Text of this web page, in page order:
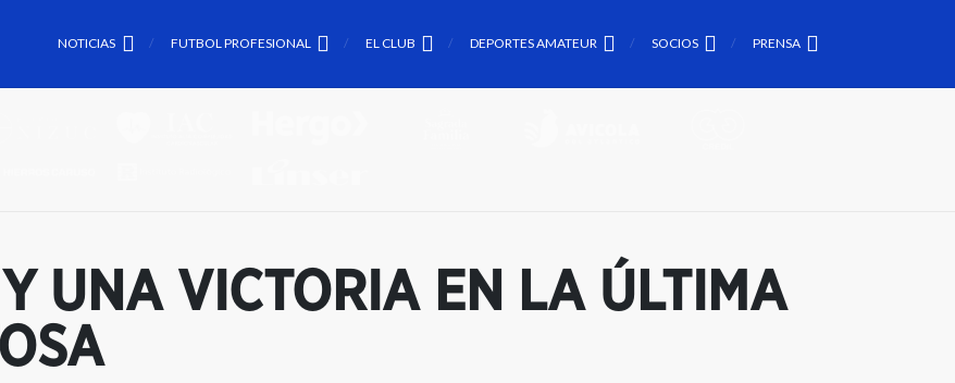
NOTICIAS FUTBOL PROFESIONAL EL CLUB DEPORTES AMATEUR SOCIOS PRENSA
UNA VICTORIA EN LA ÚLTIMA